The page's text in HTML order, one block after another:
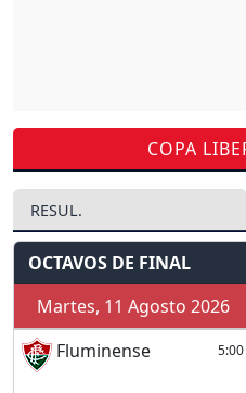
COPA
RESUL.
OCTAVOS DE FINAL
Martes, 11 Agosto 2026
Fluminense